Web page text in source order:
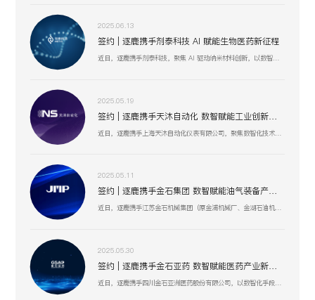
2025.06.13
签约 | 逐鹿携手剂泰科技 AI 赋能生物医药新征程
近日，逐鹿携手剂泰科技，聚焦 AI 驱动纳米材料创新，以数智化融合助力靶向药物递送与研发技术突破，赋能剂泰科技在疾病治疗新疗法探索、AI 平台迭代升级中加速前行，共筑生物医药数智化创新生态 。
2025.05.19
签约 | 逐鹿携手天沐自动化 数智赋能工业创新生态
2025.05.11
签约 | 逐鹿携手金石集团 数智赋能油气装备产业升级
近日，逐鹿携手江苏金石机械集团（原金浦机械厂、金湖石油机械有限公司 ），以数智化技术为引擎，聚焦油气装备产业创新升级，助力金石集团在研发、生产、服务全流程提效，驱动高压油气井口装备等业务开启数智化增长新篇 。
2025.05.30
签约 | 逐鹿携手金石亚药 数智赋能医药产业新增长
近日，逐鹿携手四川金石亚洲医药股份有限公司，以数智化手段赋能医药产业升级，聚焦创新驱动与价值深挖，助力金石亚药在医药健康、新材料及机械设备等业务板块，开启高效增长、精准运营的全新阶段 。